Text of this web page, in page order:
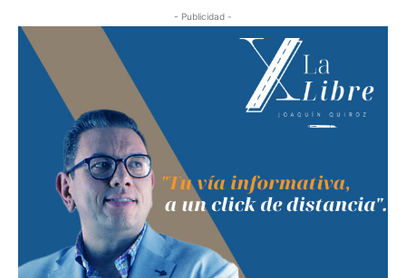
- Publicidad -